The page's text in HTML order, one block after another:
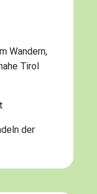
Wandern,
Tirol
der